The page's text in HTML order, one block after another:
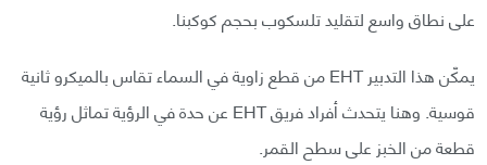
على نطاق واسع لتقليد تلسكوب بحجم كوكبنا.
يمكّن هذا التدبير EHT من قطع زاوية في السماء تقاس بالميكرو ثانية
قوسية. وهنا يتحدث أفراد فريق EHT عن حدة في الرؤية تماثل رؤية
قطعة من الخبز على سطح القمر.